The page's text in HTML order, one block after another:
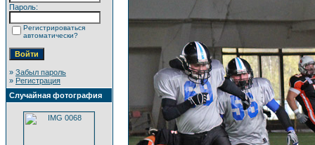
Пароль:
Регистрироваться
автоматически?
» Забыл пароль
» Регистрация
Случайная фотография